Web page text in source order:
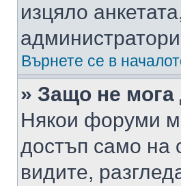
изцяло
Върнете се в
» Защо не
Някои форуми
достъп само на
видите,